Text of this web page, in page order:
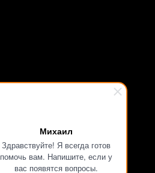
Михаил
Здравствуйте! Я всегда готов
помочь вам. Напишите, если у
вас появятся вопросы.